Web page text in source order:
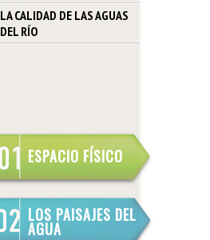
LA CALIDAD DE LAS AGUAS
DEL RÍO
ESPACIO FÍSICO
LOS PAISAJES DEL
AGUA